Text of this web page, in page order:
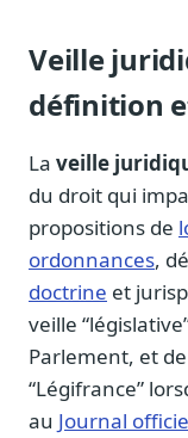
Lexique par
Sources
Nouveautés
Le changelog
Ils utilisent
Public Sénat,
Qui sommes-
Méthode,
Charte IA
Fiabilité,
Veille
définition
La veille
du droit qui
propositions de
ordonnances,
doctrine et
veille
Parlement, et
“Légifrance”
au Journal